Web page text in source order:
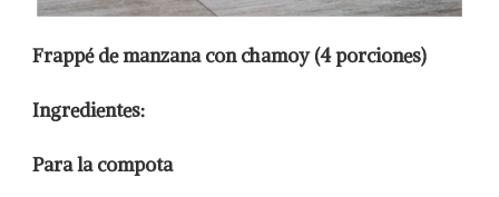
Frappé de manzana con chamoy(4 porciones)
Ingredientes:
Para la compota